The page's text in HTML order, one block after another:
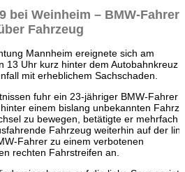
bei Weinheim – BMW-Fahrer
Fahrzeug
Mannheim ereignete sich am
13 Uhr kurz hinter dem Autobahnkreuz
mit erheblichem Sachschaden.
fuhr ein 23-jähriger BMW-Fahrer
einem bislang unbekannten
zu bewegen, betätigte er mehrfach
Fahrzeug weiterhin auf der
Fahrer zu einem verbotenen
rechten Fahrstreifen an.